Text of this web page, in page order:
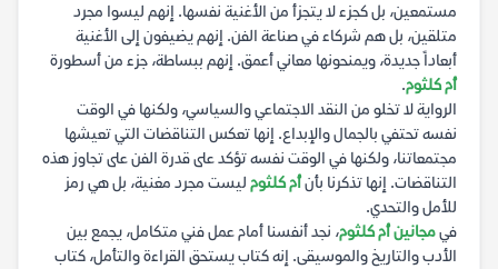
مستمعين، بل كجزء لا يتجزأ من الأغنية نفسها. إنهم ليسوا مجرد
متلقين، بل هم شركاء في صناعة الفن. إنهم يضيفون إلى الأغنية
أبعاداً جديدة، ويمنحونها معاني أعمق. إنهم ببساطة، جزء من أسطورة
أم كلثوم.
الرواية لا تخلو من النقد الاجتماعي والسياسي، ولكنها في الوقت
نفسه تحتفي بالجمال والإبداع. إنها تعكس التناقضات التي تعيشها
مجتمعاتنا، ولكنها في الوقت نفسه تؤكد على قدرة الفن على تجاوز هذه
التناقضات. إنها تذكرنا بأنأم كلثوم ليست مجرد مغنية، بل هي رمز
للأمل والتحدي.
فيمجانين أم كلثوم، نجد أنفسنا أمام عمل فني متكامل، يجمع بين
الأدب والتاريخ والموسيقى. إنه كتاب يستحق القراءة والتأمل، كتاب